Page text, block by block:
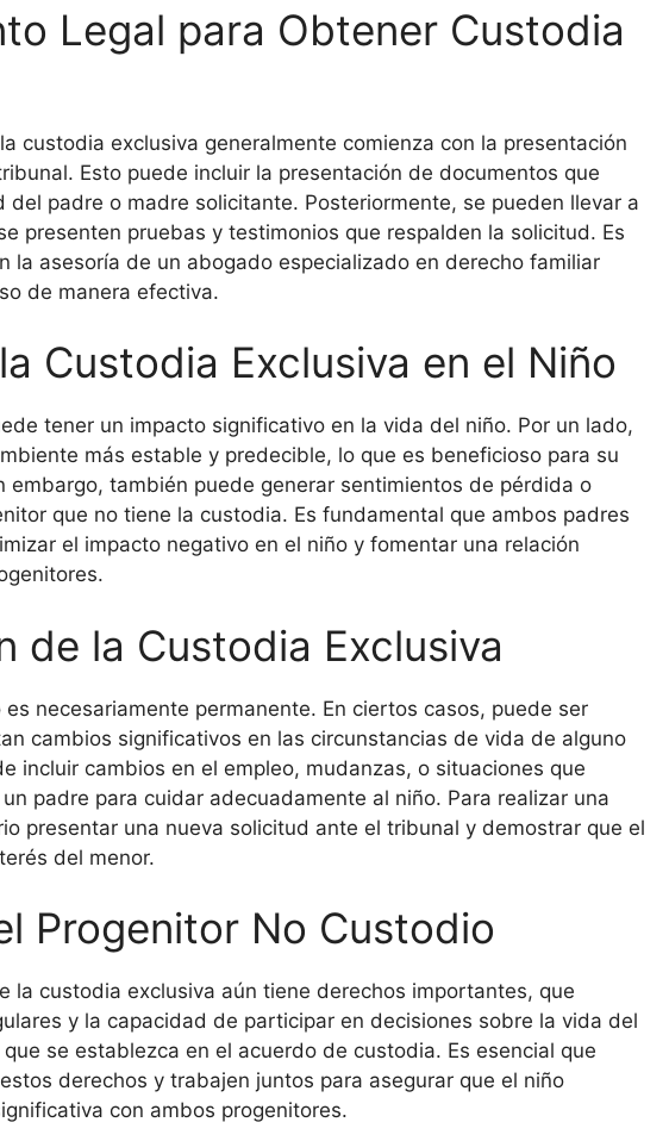
Legal para Obtener Custodia
custodia exclusiva generalmente comienza con la presentación
Esto puede incluir la presentación de documentos que
del padre o madre solicitante. Posteriormente, se pueden llevar a
presenten pruebas y testimonios que respalden la solicitud. Es
la asesoría de un abogado especializado en derecho familiar
de manera efectiva.
Custodia Exclusiva en el Niño
tener un impacto significativo en la vida del niño. Por un lado,
más estable y predecible, lo que es beneficioso para su
embargo, también puede generar sentimientos de pérdida o
que no tiene la custodia. Es fundamental que ambos padres
el impacto negativo en el niño y fomentar una relación
de la Custodia Exclusiva
necesariamente permanente. En ciertos casos, puede ser
cambios significativos en las circunstancias de vida de alguno
incluir cambios en el empleo, mudanzas, o situaciones que
padre para cuidar adecuadamente al niño. Para realizar una
presentar una nueva solicitud ante el tribunal y demostrar que el
del menor.
Progenitor No Custodio
la custodia exclusiva aún tiene derechos importantes, que
y la capacidad de participar en decisiones sobre la vida del
se establezca en el acuerdo de custodia. Es esencial que
derechos y trabajen juntos para asegurar que el niño
con ambos progenitores.